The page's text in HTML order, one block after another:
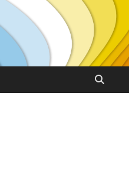
Fethiyede
Bugün